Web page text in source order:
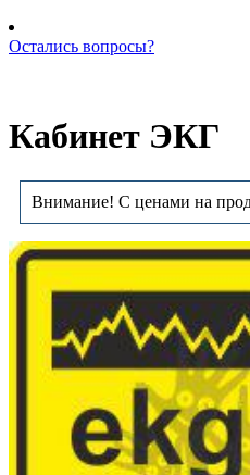
Остались вопросы?
Кабинет ЭКГ
Внимание! С ценами на